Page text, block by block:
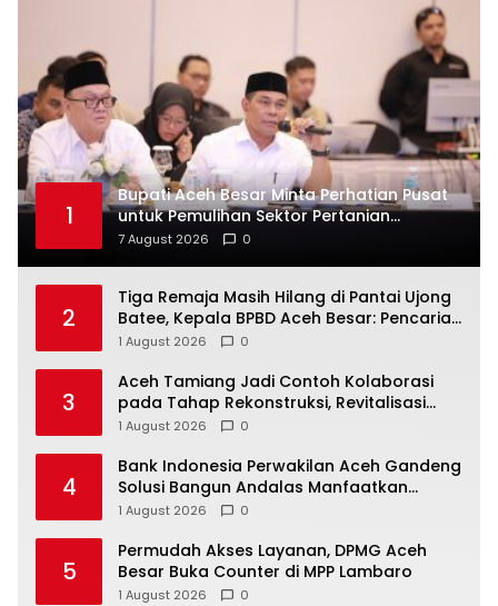
1
Bupati Aceh Besar Minta Perhatian Pusat
untuk Pemulihan Sektor Pertanian
Pascabencana
7 August 2026 0
2
Tiga Remaja Masih Hilang di Pantai Ujong
Batee, Kepala BPBD Aceh Besar: Pencarian
Terus Dimaksimalkan
1 August 2026 0
3
Aceh Tamiang Jadi Contoh Kolaborasi
pada Tahap Rekonstruksi, Revitalisasi
Sekolah Dipercepat Libatkan Masyarakat
1 August 2026 0
4
Bank Indonesia Perwakilan Aceh Gandeng
Solusi Bangun Andalas Manfaatkan
Limbah Uang Rupiah Jadi Bahan Bakar
1 August 2026 0
5
Permudah Akses Layanan, DPMG Aceh
Besar Buka Counter di MPP Lambaro
1 August 2026 0